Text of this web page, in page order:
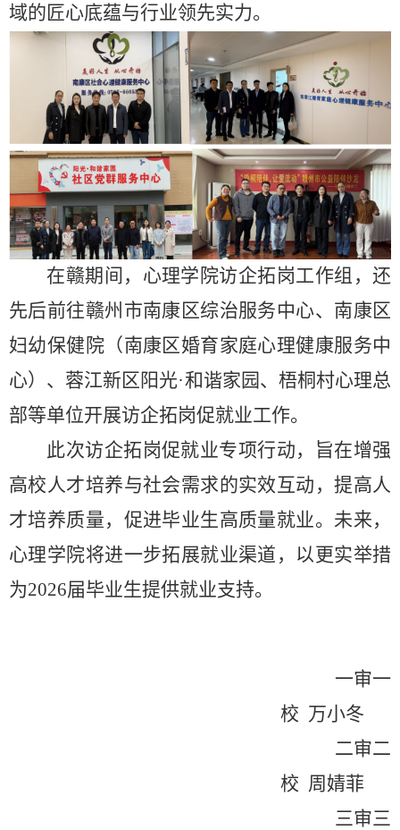
域的匠心底蕴与行业领先实力。
在赣期间，心理学院访企拓岗工作组，还
先后前往赣州市南康区综治服务中心、南康区
妇幼保健院（南康区婚育家庭心理健康服务中
心）、蓉江新区阳光·和谐家园、梧桐村心理总
部等单位开展访企拓岗促就业工作。
此次访企拓岗促就业专项行动，旨在增强
高校人才培养与社会需求的实效互动，提高人
才培养质量，促进毕业生高质量就业。未来，
心理学院将进一步拓展就业渠道，以更实举措
为2026届毕业生提供就业支持。
一审一
校 万小冬
二审二
校 周婧菲
三审三